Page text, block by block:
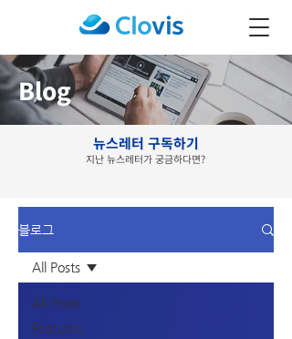
Blog
뉴스레터 구독하기
지난 뉴스레터가 궁금하다면?
블로그
All Posts
Features
All Posts